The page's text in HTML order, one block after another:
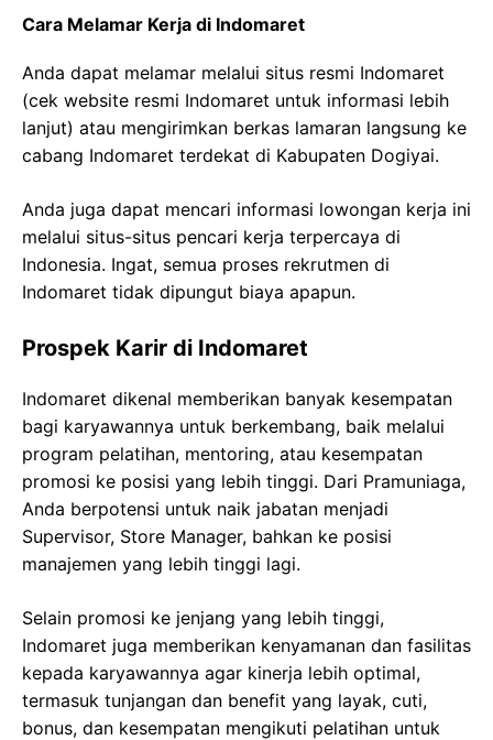
Cara Melamar Kerja di Indomaret
Anda dapat melamar melalui situs resmi Indomaret
(cek website resmi Indomaret untuk informasi lebih
lanjut) atau mengirimkan berkas lamaran langsung ke
cabang Indomaret terdekat di Kabupaten Dogiyai.
Anda juga dapat mencari informasi lowongan kerja ini
melalui situs-situs pencari kerja terpercaya di
Indonesia. Ingat, semua proses rekrutmen di
Indomaret tidak dipungut biaya apapun.
Prospek Karir di Indomaret
Indomaret dikenal memberikan banyak kesempatan
bagi karyawannya untuk berkembang, baik melalui
program pelatihan, mentoring, atau kesempatan
promosi ke posisi yang lebih tinggi. Dari Pramuniaga,
Anda berpotensi untuk naik jabatan menjadi
Supervisor, Store Manager, bahkan ke posisi
manajemen yang lebih tinggi lagi.
Selain promosi ke jenjang yang lebih tinggi,
Indomaret juga memberikan kenyamanan dan fasilitas
kepada karyawannya agar kinerja lebih optimal,
termasuk tunjangan dan benefit yang layak, cuti,
bonus, dan kesempatan mengikuti pelatihan untuk